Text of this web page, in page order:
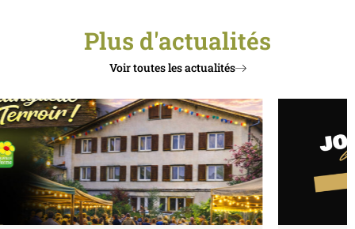
Plus d'actualités
Voir toutes les actualités